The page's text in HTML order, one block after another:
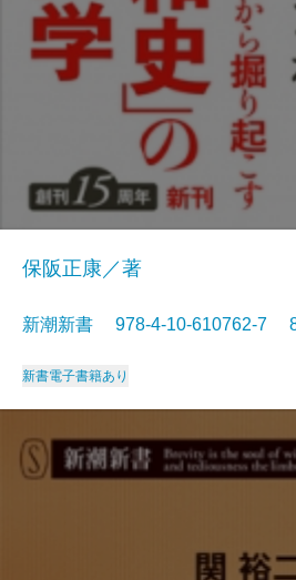
保阪正康／著
新潮新書 978-4-10-610762-7
新書電子書籍あり